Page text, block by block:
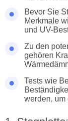
Bevor Sie
Merkmale
und UV-
Zu den
gehören
Tests wie
werden, um